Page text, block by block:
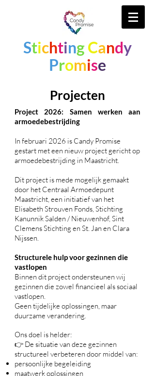
StichtingCandy
Promise
Projecten
Project 2026: Samen werken aan
armoedebestrijding
In februari 2026 is Candy Promise
gestart met een nieuw project gericht op
armoedebestrijding in Maastricht.
Dit project is mede mogelijk gemaakt
door het Centraal Armoedepunt
Maastricht, een initiatief van het
Elisabeth Strouven Fonds, Stichting
Kanunnik Salden / Nieuwenhof, Sint
Clemens Stichting en St. Jan en Clara
Nijssen.
Structurele hulp voor gezinnen die
vastlopen
Binnen dit project ondersteunen wij
gezinnen die zowel financieel als sociaal
vastlopen.
Geen tijdelijke oplossingen, maar
duurzame verandering.
Ons doel is helder:
👉 De situatie van deze gezinnen
structureel verbeteren door middel van:
persoonlijke begeleiding
maatwerk oplossingen